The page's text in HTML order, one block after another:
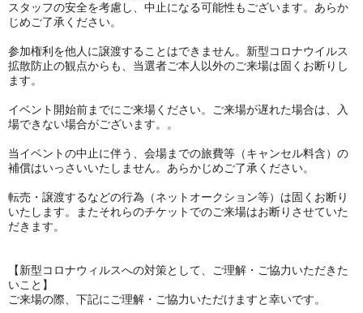
スタッフの安全を考慮し、中止になる可能性もございます。あらか
じめご了承ください。
参加権利を他人に譲渡することはできません。新型コロナウイルス
拡散防止の観点からも、当選者ご本人以外のご来場は固くお断りし
ます。
イベント開始前までにご来場ください。ご来場が遅れた場合は、入
場できない場合がございます。。
当イベントの中止に伴う、会場までの旅費等（キャンセル料含）の
補償はいっさいいたしません。あらかじめご了承ください。
転売・譲渡するなどの行為（ネットオークション等）は固くお断り
いたします。またそれらのチケットでのご来場はお断りさせていた
だきます。
【新型コロナウィルスへの対策として、ご理解・ご協力いただきた
いこと】
ご来場の際、下記にご理解・ご協力いただけますと幸いです。